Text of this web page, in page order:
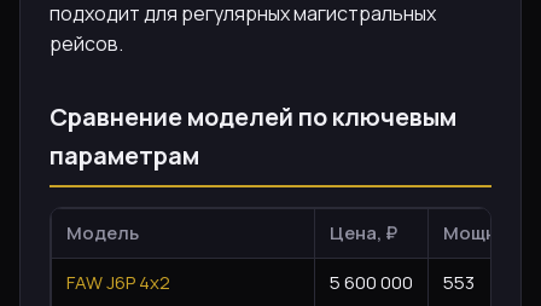
подходит для регулярных магистральных
рейсов.
Сравнение моделей по ключевым
параметрам
Модель Цена, ₽
FAW J6P 4x2
5 600 000
553